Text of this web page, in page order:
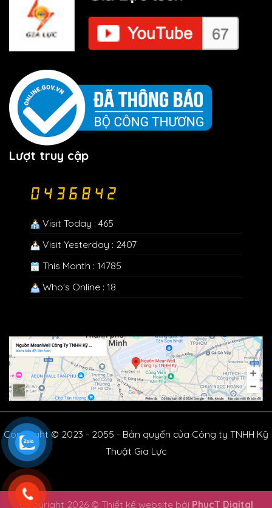
Lượt truy cập
Visit Today : 465
Visit Yesterday : 2407
This Month : 14785
Who's Online : 18
Copyright © 2023 - 2055 - Bản quyển của Công ty TNHH Kỹ
Thuật Gia Lực
Copyright 2026 © Thiết kế website bởi PhucT Digital